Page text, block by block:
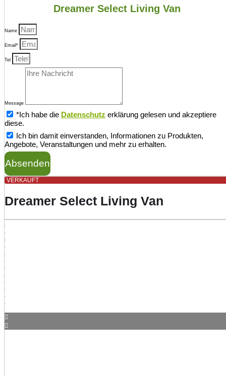
Dreamer Select Living Van
Name
Email*
Tel
Message
*Ich habe die Datenschutz erklärung gelesen und akzeptiere
diese.
Ich bin damit einverstanden, Informationen zu Produkten,
Angebote, Veranstaltungen und mehr zu erhalten.
Absenden
VERKAUFT
Dreamer Select Living Van